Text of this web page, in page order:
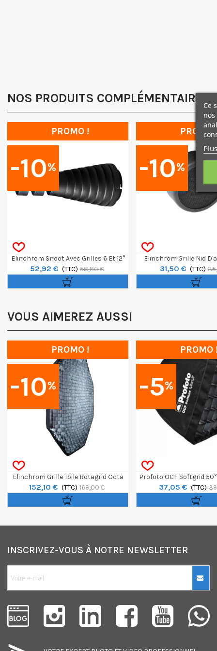
NOS PRODUITS COMPLÉMENTAIRES
-10%
PROMO !
Elinchrom Snoot Avec Grilles 6 Et 12°
52,92 € (TTC) 58,80 €
-10%
PROMO
Elinchrom Grille Nid
Snoot 10°
31,50 € (TTC)
VOUS AIMEREZ AUSSI
-10%
PROMO !
Elinchrom Grille Toile Rotagrid Octa
100cm
152,10 € (TTC) 169,00 €
-5%
PROMO
Profoto OCF Softgrid 50°
37,05 € (TTC)
INSCRIVEZ-VOUS À NOTRE NEWSLETTER
Ce
10€ OFFERTS sur
votre premier
achat !